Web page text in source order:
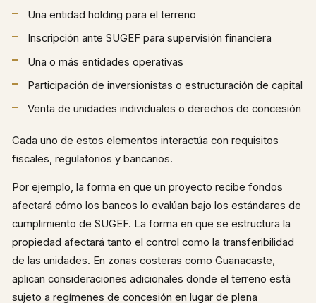
Una entidad holding para el terreno
Inscripción ante SUGEF para supervisión financiera
Una o más entidades operativas
Participación de inversionistas o estructuración de capital
Venta de unidades individuales o derechos de concesión
Cada uno de estos elementos interactúa con requisitos
fiscales, regulatorios y bancarios.
Por ejemplo, la forma en que un proyecto recibe fondos
afectará cómo los bancos lo evalúan bajo los estándares de
cumplimiento de SUGEF. La forma en que se estructura la
propiedad afectará tanto el control como la transferibilidad
de las unidades. En zonas costeras como Guanacaste,
aplican consideraciones adicionales donde el terreno está
sujeto a regímenes de concesión en lugar de plena